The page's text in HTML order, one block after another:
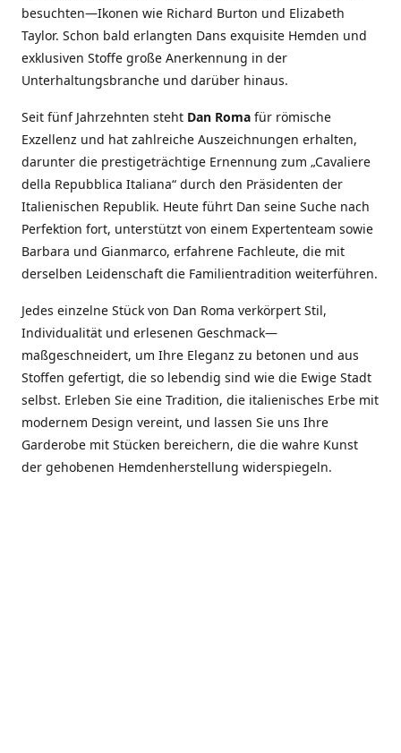
besuchten—Ikonen wie Richard Burton und Elizabeth
Taylor. Schon bald erlangten Dans exquisite Hemden und
exklusiven Stoffe große Anerkennung in der
Unterhaltungsbranche und darüber hinaus.
Seit fünf Jahrzehnten steht Dan Roma für römische
Exzellenz und hat zahlreiche Auszeichnungen erhalten,
darunter die prestigeträchtige Ernennung zum „Cavaliere
della Repubblica Italiana“ durch den Präsidenten der
Italienischen Republik. Heute führt Dan seine Suche nach
Perfektion fort, unterstützt von einem Expertenteam sowie
Barbara und Gianmarco, erfahrene Fachleute, die mit
derselben Leidenschaft die Familientradition weiterführen.
Jedes einzelne Stück von Dan Roma verkörpert Stil,
Individualität und erlesenen Geschmack—
maßgeschneidert, um Ihre Eleganz zu betonen und aus
Stoffen gefertigt, die so lebendig sind wie die Ewige Stadt
selbst. Erleben Sie eine Tradition, die italienisches Erbe mit
modernem Design vereint, und lassen Sie uns Ihre
Garderobe mit Stücken bereichern, die die wahre Kunst
der gehobenen Hemdenherstellung widerspiegeln.